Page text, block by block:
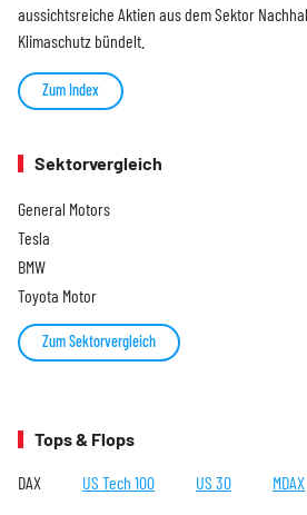
aussichtsreiche Aktien aus dem Sektor
Klimaschutz bündelt.
Zum Index
Sektorvergleich
General Motors
Tesla
BMW
Toyota Motor
Zum Sektorvergleich
Tops & Flops
DAX US Tech 100 US 30 MDAX